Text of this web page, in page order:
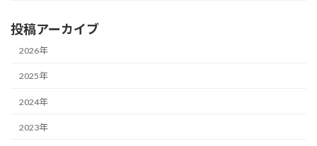
投稿アーカイブ
2026年
2025年
2024年
2023年